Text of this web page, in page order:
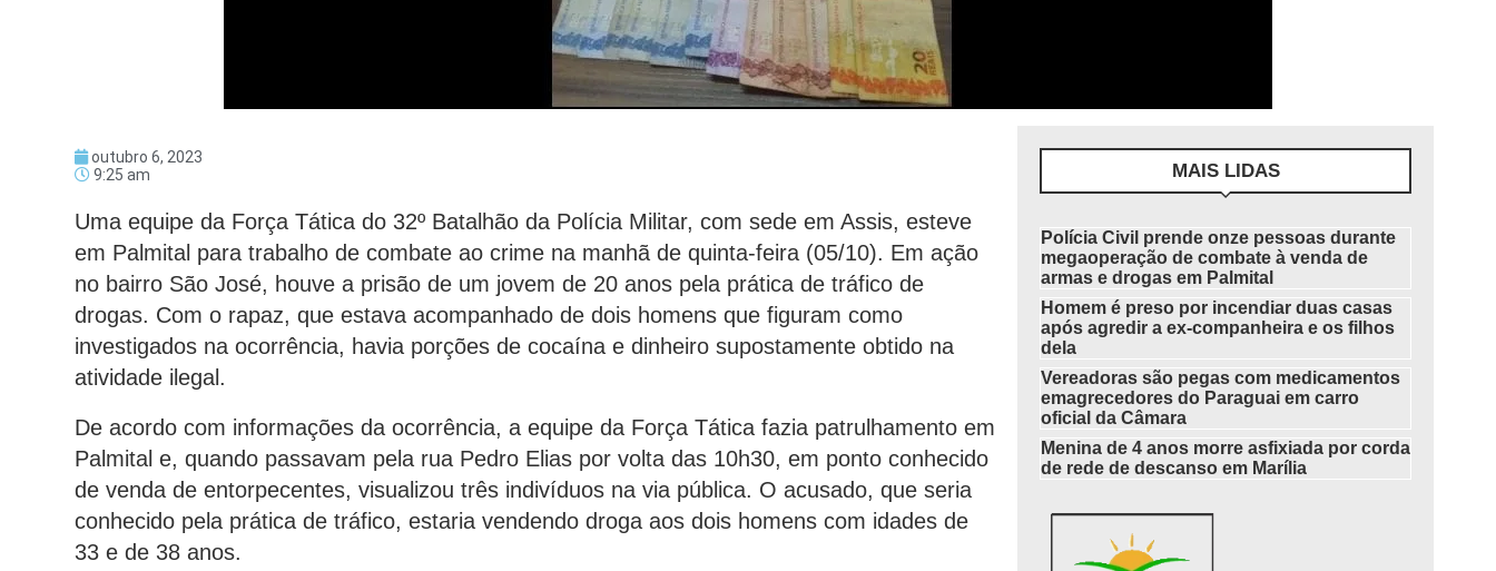
outubro 6, 2023
9:25 am
Uma equipe da Força Tática do 32º Batalhão da Polícia Militar, com sede em Assis, esteve
em Palmital para trabalho de combate ao crime na manhã de quinta-feira (05/10). Em ação
no bairro São José, houve a prisão de um jovem de 20 anos pela prática de tráfico de
drogas. Com o rapaz, que estava acompanhado de dois homens que figuram como
investigados na ocorrência, havia porções de cocaína e dinheiro supostamente obtido na
atividade ilegal.
De acordo com informações da ocorrência, a equipe da Força Tática fazia patrulhamento em
Palmital e, quando passavam pela rua Pedro Elias por volta das 10h30, em ponto conhecido
de venda de entorpecentes, visualizou três indivíduos na via pública. O acusado, que seria
conhecido pela prática de tráfico, estaria vendendo droga aos dois homens com idades de
33 e de 38 anos.
MAIS LIDAS
Polícia Civil prende onze pessoas durante
megaoperação de combate à venda de
armas e drogas em Palmital
Homem é preso por incendiar duas casas
após agredir a ex-companheira e os filhos
dela
Vereadoras são pegas com medicamentos
emagrecedores do Paraguai em carro
oficial da Câmara
Menina de 4 anos morre asfixiada por corda
de rede de descanso em Marília